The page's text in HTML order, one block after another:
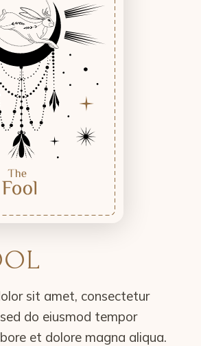
sit amet, consectetur
do eiusmod tempor
et dolore magna aliqua.